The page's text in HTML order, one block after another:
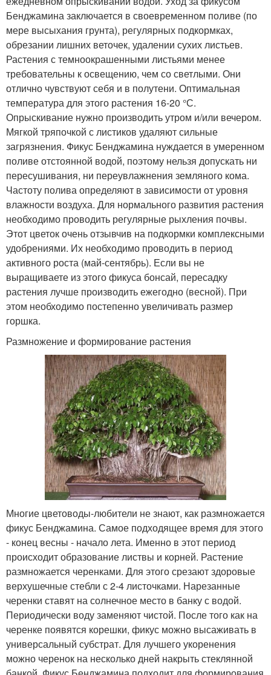
Бенджамина заключается в своевременном поливе (по
мере высыхания грунта), регулярных подкормках,
обрезании лишних веточек, удалении сухих листьев.
Растения с темноокрашенными листьями менее
требовательны к освещению, чем со светлыми. Они
отлично чувствуют себя и в полутени. Оптимальная
температура для этого растения 16-20 °С.
Опрыскивание нужно производить утром и/или вечером.
Мягкой тряпочкой с листиков удаляют сильные
загрязнения. Фикус Бенджамина нуждается в умеренном
поливе отстоянной водой, поэтому нельзя допускать ни
пересушивания, ни переувлажнения земляного кома.
Частоту полива определяют в зависимости от уровня
влажности воздуха. Для нормального развития растения
необходимо проводить регулярные рыхления почвы.
Этот цветок очень отзывчив на подкормки комплексными
удобрениями. Их необходимо проводить в период
активного роста (май-сентябрь). Если вы не
выращиваете из этого фикуса бонсай, пересадку
растения лучше производить ежегодно (весной). При
этом необходимо постепенно увеличивать размер
горшка.
Размножение и формирование растения
Многие цветоводы-любители не знают, как размножается
фикус Бенджамина. Самое подходящее время для этого
- конец весны - начало лета. Именно в этот период
происходит образование листвы и корней. Растение
размножается черенками. Для этого срезают здоровые
верхушечные стебли с 2-4 листочками. Нарезанные
черенки ставят на солнечное место в банку с водой.
Периодически воду заменяют чистой. После того как на
черенке появятся корешки, фикус можно высаживать в
универсальный субстрат. Для лучшего укоренения
можно черенок на несколько дней накрыть стеклянной